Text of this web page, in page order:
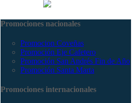
Promociones nacionales
Promocion Coveñas
Promoción Eje Cafetero
Promoción San Andrés Fin de Año
Promoción Santa Marta
Promociones internacionales